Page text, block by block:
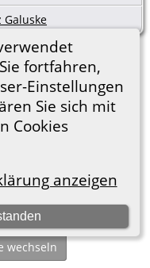
fortfahren,
Einstellungen
Sie sich mit
Cookies
anzeigen
Galuske
© 2001-2026.
wechseln